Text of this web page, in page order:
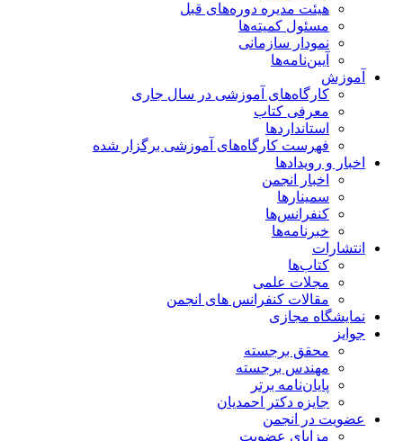
هیئت مدیره دوره‌های قبل
مسئول کمیته‌ها
نمودار سازمانی
آیین‌نامه‌ها
آموزش
کارگاه‌های آموزشی در سال جاری
معرفی کتاب
استانداردها
فهرست کارگاه‌های آموزشی برگزار شده
اخبار و رویدادها
اخبار انجمن
سمینارها
کنفرانس‌ها
خبرنامه‌ها
انتشارات
کتاب‌ها
مجلات علمی
مقالات کنفرانس های انجمن
نمایشگاه مجازی
جوایز
محقق برجسته
مهندس برجسته
پایان‌نامه برتر
جایزه دکتر احمدیان
عضویت در انجمن
مزایای عضویت